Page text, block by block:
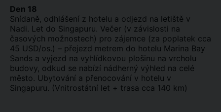
Den 18
Snídaně, odhlášení z hotelu a odjezd na letiště v
Nadi. Let do Singapuru. Večer (v závislosti na
časových možnostech) pro zájemce (za poplatek cca
45 USD/os.) – přejezd metrem do hotelu Marina Bay
Sands a vyjezd na vyhlídkovou plošinu na vrcholu
budovy, odkud se nabízí nádherný výhled na celé
město. Ubytování a přenocování v hotelu v
Singapuru. (Vnitrostátní let + trasa cca 140 km)